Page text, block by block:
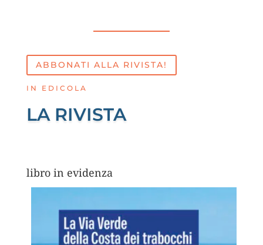
ABBONATI ALLA RIVISTA!
IN EDICOLA
LA RIVISTA
libro in evidenza